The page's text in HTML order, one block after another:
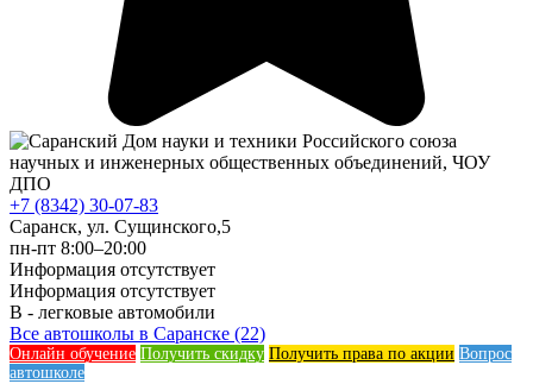
+7 (8342) 30-07-83
Саранск, ул. Сущинского,5
пн-пт 8:00–20:00
Информация отсутствует
Информация отсутствует
B - легковые автомобили
Все автошколы в Саранске (22)
Онлайн обучение Получить скидку Получить права по акции Вопрос
автошколе